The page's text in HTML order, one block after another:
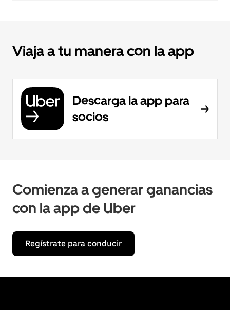
Viaja a tu manera con la app
Descarga la app para
socios
Comienza a generar ganancias
con la app de Uber
Regístrate para conducir